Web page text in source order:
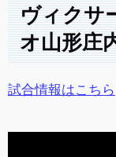
ヴィクサ
オ山形庄
試合情報はこちら